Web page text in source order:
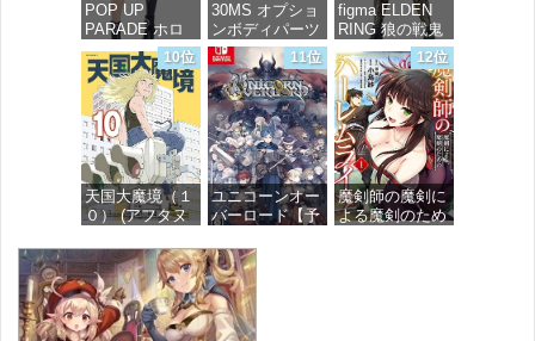
POP UP
PARADE ホロ
ライブプロダク
ション 獅白ぼ
たん ノンスケ
ール プラスチ
ック製 塗装済
み完成品フィギ
ュア
価格：¥4,676
30MS オプショ
ンボディパーツ
アームパーツ&
レッグパーツ
[カラーC] 色分
け済みプラモデ
ル
価格：¥1,949
figma ELDEN
RING 狼の戦鬼
ノンスケール
プラスチック製
塗装済み可動フ
ィギュア
価格：¥13,115
10位
天国大魔境（１
０） (アフタヌ
ス)
価格：¥759
11位
ユニコーンオー
バーロード【予
DLC「アトラス
×ヴァニラウェ
ア 紋章セッ
ト」 同梱 -
Switch
12位
魔剣師の魔剣に
よる魔剣のため